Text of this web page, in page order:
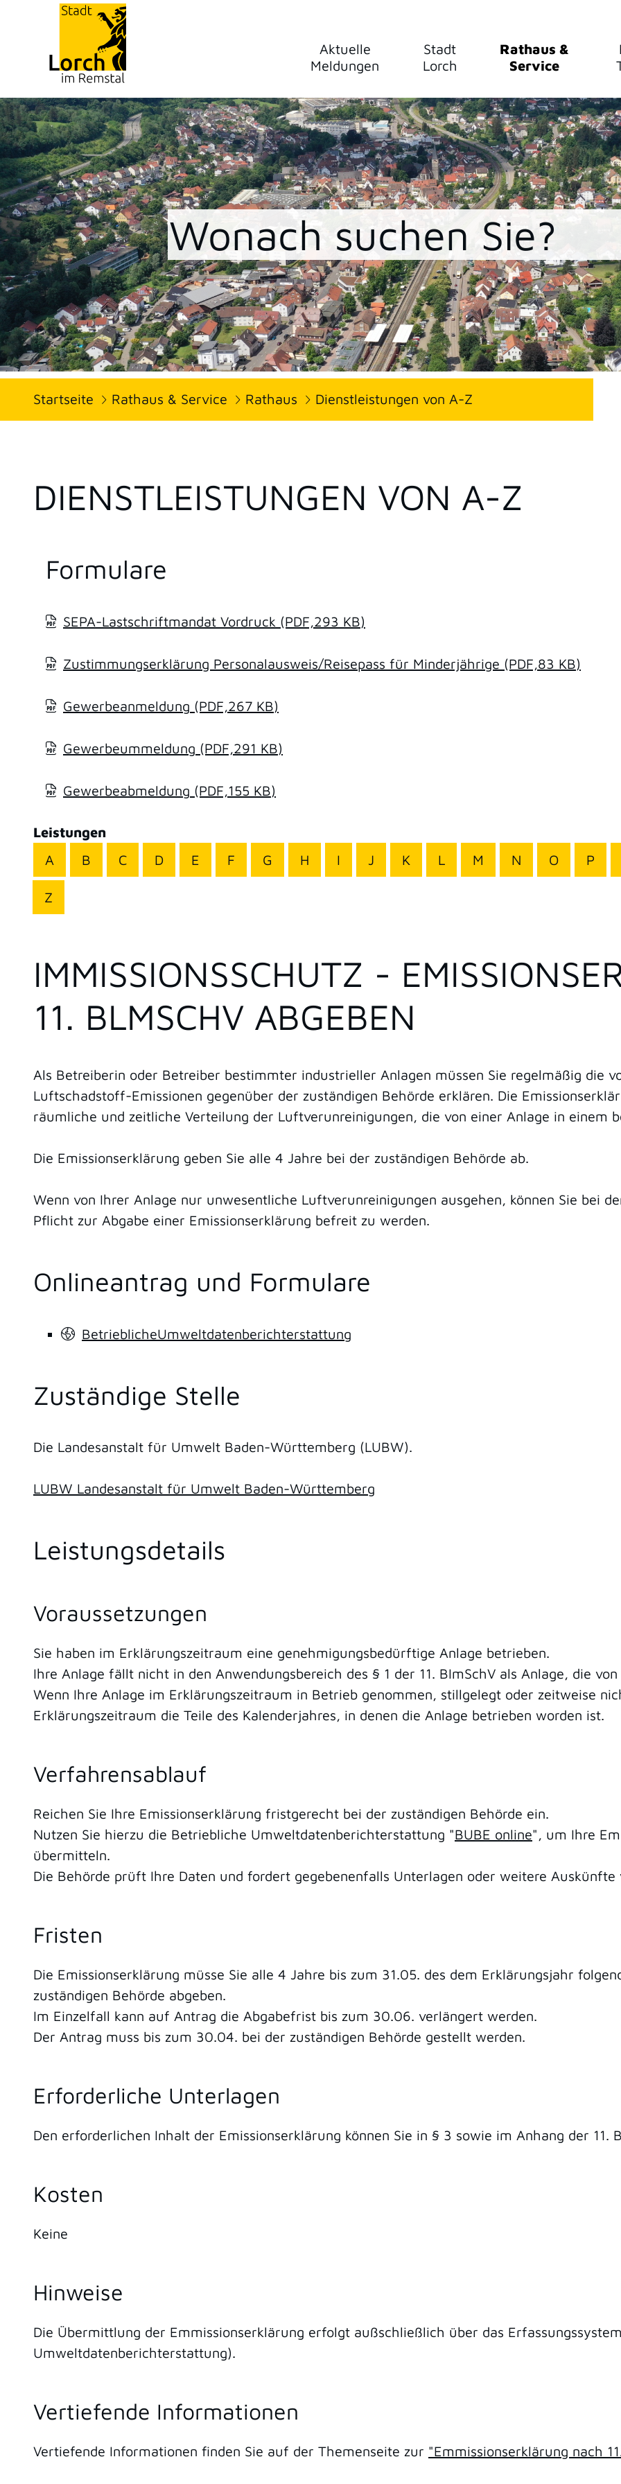
Aktuelle
Meldungen
Stadt
Lorch
Rathaus &
Service
Startseite Rathaus & Service Rathaus Dienstleistungen von A-Z
DIENSTLEISTUNGEN VON A-Z
Formulare
SEPA-Lastschriftmandat Vordruck (PDF,293 KB)
Zustimmungserklärung Personalausweis/Reisepass für Minderjährige (PDF,83 KB)
Gewerbeanmeldung (PDF,267 KB)
Gewerbeummeldung (PDF,291 KB)
Gewerbeabmeldung (PDF,155 KB)
Leistungen
A
B C D E F G H I J K L M N O P
Z
IMMISSIONSSCHUTZ -
11. BLMSCHV ABGEBEN
Als Betreiberin oder Betreiber bestimmter industrieller Anlagen müssen Sie regelmäßig die
Luftschadstoff-Emissionen gegenüber der zuständigen Behörde erklären. Die
räumliche und zeitliche Verteilung der Luftverunreinigungen, die von einer Anlage in einem
Die Emissionserklärung geben Sie alle 4 Jahre bei der zuständigen Behörde ab.
Wenn von Ihrer Anlage nur unwesentliche Luftverunreinigungen ausgehen, können Sie bei
Pflicht zur Abgabe einer Emissionserklärung befreit zu werden.
Onlineantrag und Formulare
BetrieblicheUmweltdatenberichterstattung
Zuständige Stelle
Die Landesanstalt für Umwelt Baden-Württemberg (LUBW).
LUBW Landesanstalt für Umwelt Baden-Württemberg
Leistungsdetails
Voraussetzungen
Sie haben im Erklärungszeitraum eine genehmigungsbedürftige Anlage betrieben.
Ihre Anlage fällt nicht in den Anwendungsbereich des § 1 der 11. BImSchV als Anlage, die
Wenn Ihre Anlage im Erklärungszeitraum in Betrieb genommen, stillgelegt oder zeitweise
Erklärungszeitraum die Teile des Kalenderjahres, in denen die Anlage betrieben worden ist.
Verfahrensablauf
Reichen Sie Ihre Emissionserklärung fristgerecht bei der zuständigen Behörde ein.
Nutzen Sie hierzu die Betriebliche Umweltdatenberichterstattung "BUBE online", um Ihre
übermitteln.
Die Behörde prüft Ihre Daten und fordert gegebenenfalls Unterlagen oder weitere Auskünfte
Fristen
Die Emissionserklärung müsse Sie alle 4 Jahre bis zum 31.05. des dem Erklärungsjahr
zuständigen Behörde abgeben.
Im Einzelfall kann auf Antrag die Abgabefrist bis zum 30.06. verlängert werden.
Der Antrag muss bis zum 30.04. bei der zuständigen Behörde gestellt werden.
Erforderliche Unterlagen
Den erforderlichen Inhalt der Emissionserklärung können Sie in § 3 sowie im Anhang der 11.
Kosten
Keine
Hinweise
Die Übermittlung der Emmissionserklärung erfolgt außschließlich über das Erfassungssystem
Umweltdatenberichterstattung).
Vertiefende Informationen
Vertiefende Informationen finden Sie auf der Themenseite zur "Emmissionserklärung nach